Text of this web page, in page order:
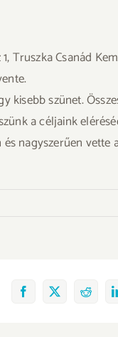
Truszka Csanád
kisebb szünet.
a céljaink
nagyszerűen vette
Facebook
X Reddit